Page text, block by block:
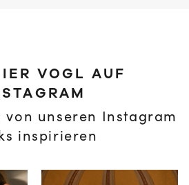
VOGL AUF
von unseren Instagram
inspirieren